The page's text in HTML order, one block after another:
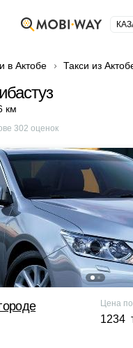
в Актобе Такси из
км
302 оценок
Цена
1234